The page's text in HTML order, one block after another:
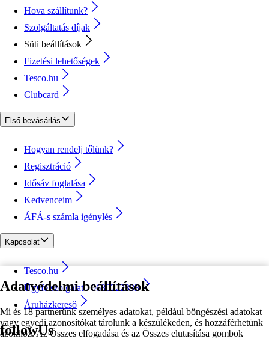
Adatvédelmi beállítások
Mi és 18 partnerünk személyes adatokat, például böngészési adatokat
vagy egyedi azonosítókat tárolunk a készülékeden, és hozzáférhetünk
azokhoz. Az Összes elfogadása és az Összes elutasítása gombok
Hova szállítunk?
Szolgáltatás díjak
Süti beállítások
Fizetési lehetőségek
Tesco.hu
Clubcard
Első bevásárlás
Hogyan rendelj tőlünk?
Regisztráció
Idősáv foglalása
Kedvenceim
ÁFÁ-s számla igénylés
Kapcsolat
Tesco.hu
Ügyfélszolgálat - 0680222333
Áruházkereső
followUs